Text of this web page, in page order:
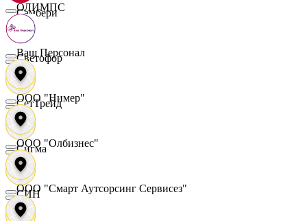
Самбери
Светофор
СетТрейд
Сигма
СИН
ОЛИМПС
Ваш Персонал
ООО "Нимер"
ООО "Олбизнес"
ООО "Смарт Аутсорсинг Сервисез"